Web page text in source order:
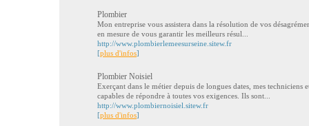
Plombier
Mon entreprise vous assistera dans la résolution de vos
en mesure de vous garantir les meilleurs résul...
http://www.plombierlemeesurseine.sitew.fr
[plus d'infos]
Plombier Noisiel
Exerçant dans le métier depuis de longues dates, mes techniciens
capables de répondre à toutes vos exigences. Ils sont...
http://www.plombiernoisiel.sitew.fr
[plus d'infos]